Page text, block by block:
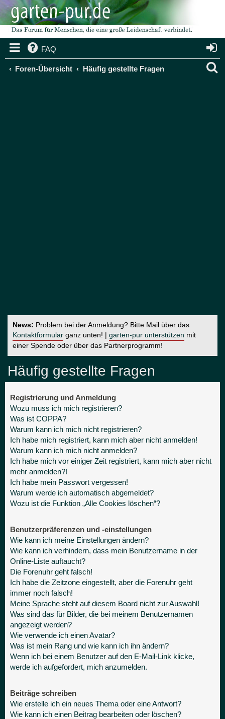
FAQ
Foren-Übersicht Häufig gestellte Fragen
News: Problem bei der Anmeldung? Bitte Mail über das
Kontaktformular ganz unten! | garten-pur unterstützen mit
einer Spende oder über das Partnerprogramm!
Häufig gestellte Fragen
Registrierung und Anmeldung
Wozu muss ich mich registrieren?
Was ist COPPA?
Warum kann ich mich nicht registrieren?
Ich habe mich registriert, kann mich aber nicht anmelden!
Warum kann ich mich nicht anmelden?
Ich habe mich vor einiger Zeit registriert, kann mich aber nicht
mehr anmelden?!
Ich habe mein Passwort vergessen!
Warum werde ich automatisch abgemeldet?
Wozu ist die Funktion „Alle Cookies löschen“?
Benutzerpräferenzen und -einstellungen
Wie kann ich meine Einstellungen ändern?
Wie kann ich verhindern, dass mein Benutzername in der
Online-Liste auftaucht?
Die Forenuhr geht falsch!
Ich habe die Zeitzone eingestellt, aber die Forenuhr geht
immer noch falsch!
Meine Sprache steht auf diesem Board nicht zur Auswahl!
Was sind das für Bilder, die bei meinem Benutzernamen
angezeigt werden?
Wie verwende ich einen Avatar?
Was ist mein Rang und wie kann ich ihn ändern?
Wenn ich bei einem Benutzer auf den E-Mail-Link klicke,
werde ich aufgefordert, mich anzumelden.
Beiträge schreiben
Wie erstelle ich ein neues Thema oder eine Antwort?
Wie kann ich einen Beitrag bearbeiten oder löschen?